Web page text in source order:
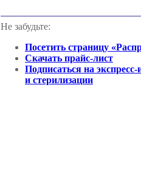
Не забудьте:
Посетить страницу
Скачать прайс-лист
Подписаться на
и стерилизации